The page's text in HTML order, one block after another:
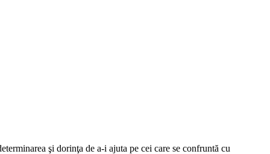
şi dorinţa de a-i ajuta pe cei care se confruntă cu